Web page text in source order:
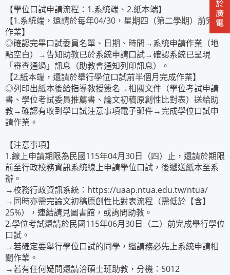
【學位口試申請流程：1.系統端、2.紙本端】
【1.系統端，還請於每年04/30，星期四（第二學期）前完成
作業】
◎確認完畢口試委員名單、日期、時間→系統申請作業（地
點空白）→告知助教已於系統申請口試→確認系統已呈現
「審查通過」訊息（助教會通知列印訊息）。
【2.紙本端，還請於舉行學位口試前半個月完成作業】
◎列印出紙本後給指導教授簽名→相關文件（學位考試申請
書、學位考試委員推薦書、論文初稿原創性比對表）送給助
教→確認有收到學口試注意事項電子郵件→完成學位口試申
請作業。
【注意事項】
1.線上申請期限為民國115年04月30日（四）止，還請於期限
前至行政校務資訊系統線上申請學位口試，後遞送紙本至系
辦。
→校務行政資訊系統：https://uaap.ntua.edu.tw/ntua/
→同時亦需完論文初稿原創性比對表流程（需低於【含】
25%），連結請見圖書館，或詢問助教。
2.學位考試還請於民國115年06月30日（二）前完成舉行學位
口試。
→若確定要舉行學位口試的同學，還請務必先上系統申請相
關作業。
→若有任何疑問還請洽碩士班助教，分機：5012